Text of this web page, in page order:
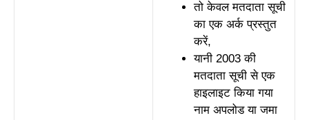
तो केवल मतदाता सूची
का एक अर्क प्रस्तुत
करें,
यानी 2003 की
मतदाता सूची से एक
हाइलाइट किया गया
नाम अपलोड या जमा